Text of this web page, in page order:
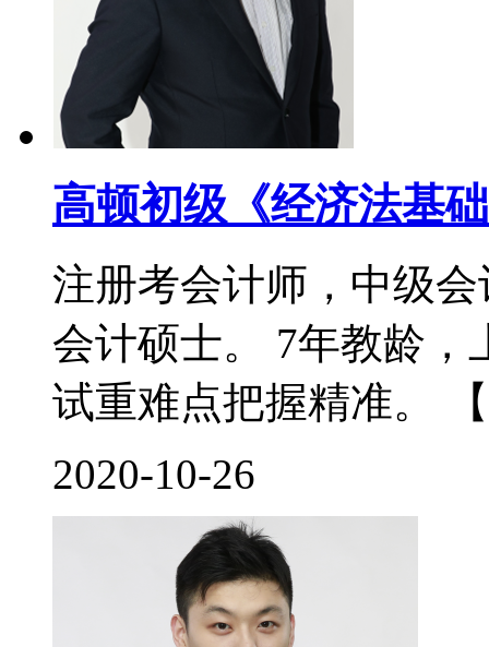
高顿初级《经济法基
注册考会计师，中级
会计硕士。 7年教龄
试重难点把握精准。
2020-10-26